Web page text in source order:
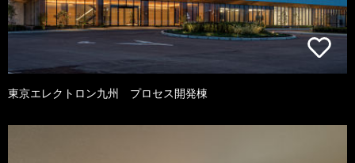
東京エレクトロン九州 プロセス開発棟